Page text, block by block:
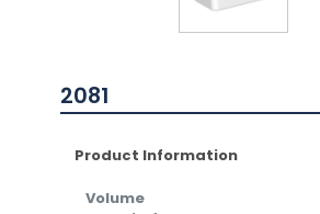
2081
Product Information
Volume